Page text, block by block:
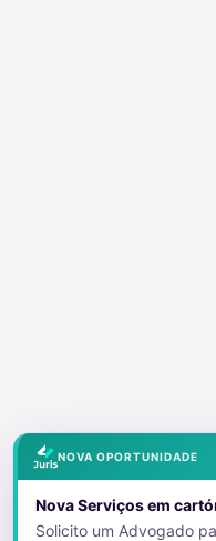
NOVA OPORTUNIDADE
Nova Serviços em
Solicito um Advogado